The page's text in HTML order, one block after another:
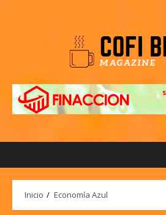
Inicio Economía Azul